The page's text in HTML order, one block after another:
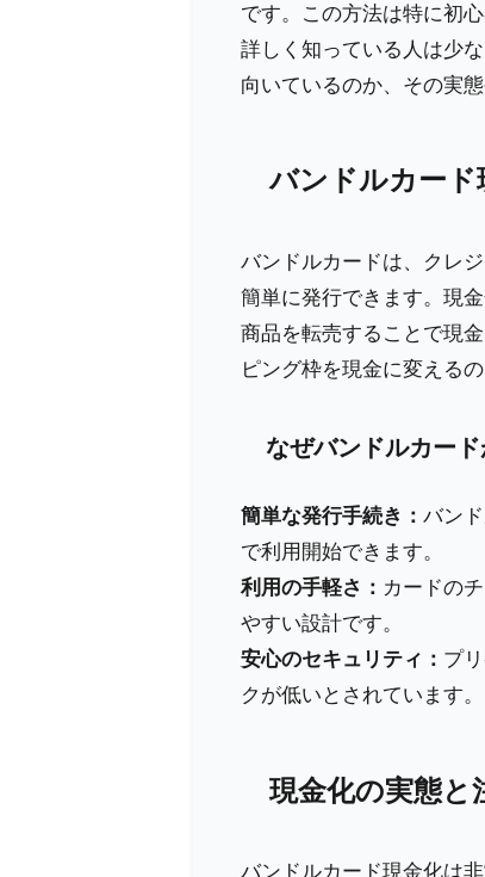
です。この方法は特に初
詳しく知っている人は少
向いているのか、その実
バンドルカード
バンドルカードは、クレ
簡単に発行できます。現
商品を転売することで現
ピング枠を現金に変える
なぜバンドルカー
簡単な発行手続き： バン
で利用開始できます。
利用の手軽さ： カードの
やすい設計です。
安心のセキュリティ： プ
クが低いとされています。
現金化の実態と
バンドルカード現金化は